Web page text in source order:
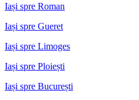
Iași spre Roman
Iași spre Gueret
Iași spre Limoges
Iași spre Ploiești
Iași spre București